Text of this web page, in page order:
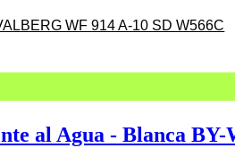
WF 914 A-10 SD W566C
al Agua - Blanca BY-